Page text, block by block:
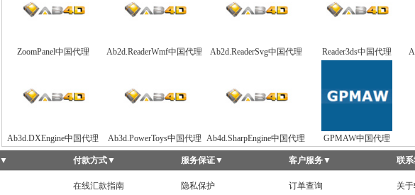
ZoomPanel中国代理 Ab2d.ReaderWmf中国代理 Ab2d.ReaderSvg中国代理 Reader3ds中国代理
Ab3d.DXEngine中国代理 Ab3d.PowerToys中国代理 Ab4d.SharpEngine中国代理 GPMAW中国代理
▼ 付款方式▼ 服务保证▼ 客户服务▼ 联系
在线汇款指南 隐私保护 订单查询 关